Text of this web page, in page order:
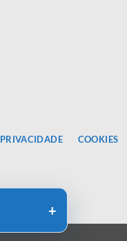
PRIVACIDADE COOKIES